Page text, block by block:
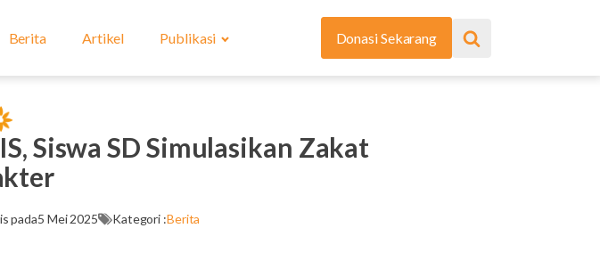
Berita Artikel Publikasi Donasi Sekarang
Siswa SD Simulasikan Zakat
pada5 Mei 2025 Kategori :Berita